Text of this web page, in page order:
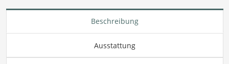
Beschreibung
Ausstattung